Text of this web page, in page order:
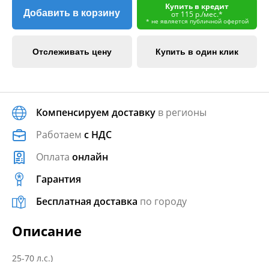
Добавить в корзину
Купить в кредит
от 115 р./мес.*
* не является публичной офертой
Отслеживать цену Купить в один клик
Компенсируем доставку в регионы
Работаем с НДС
Оплата онлайн
Гарантия
Бесплатная доставка по городу
Описание
25-70 л.с.)